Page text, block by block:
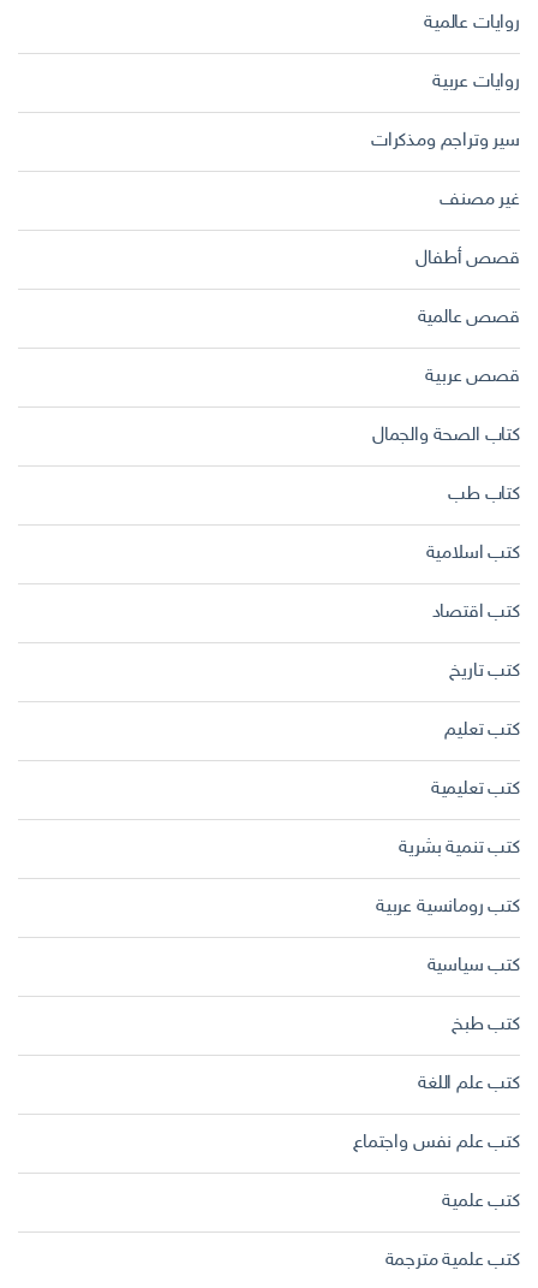
روايات عالمية
روايات عربية
سير وتراجم ومذكرات
غير مصنف
قصص أطفال
قصص عالمية
قصص عربية
كتاب الصحة والجمال
كتاب طب
كتب اسلامية
كتب اقتصاد
كتب تاريخ
كتب تعليم
كتب تعليمية
كتب تنمية بشرية
كتب رومانسية عربية
كتب سياسية
كتب طبخ
كتب علم اللغة
كتب علم نفس واجتماع
كتب علمية
كتب علمية مترجمة